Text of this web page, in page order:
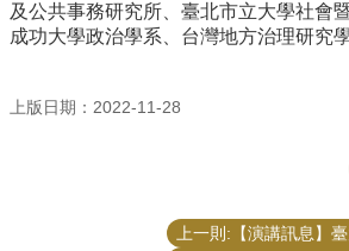
及公共事務研究所、 臺北市立大學社會
成功大學政治學系、 台灣地方治理研究
上版日期：2022-11-28